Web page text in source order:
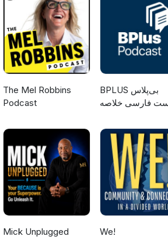
The Mel Robbins
Podcast
‌BPLUS بی‌پلاس
فارسی خلاصه
Mick Unplugged We!